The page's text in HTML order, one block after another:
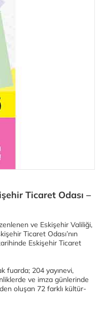
Ticaret Odası –
ve Eskişehir Valiliği,
Ticaret Odası’nın
Eskişehir Ticaret
fuarda; 204 yayınevi,
ve imza günlerinde
oluşan 72 farklı kültür-